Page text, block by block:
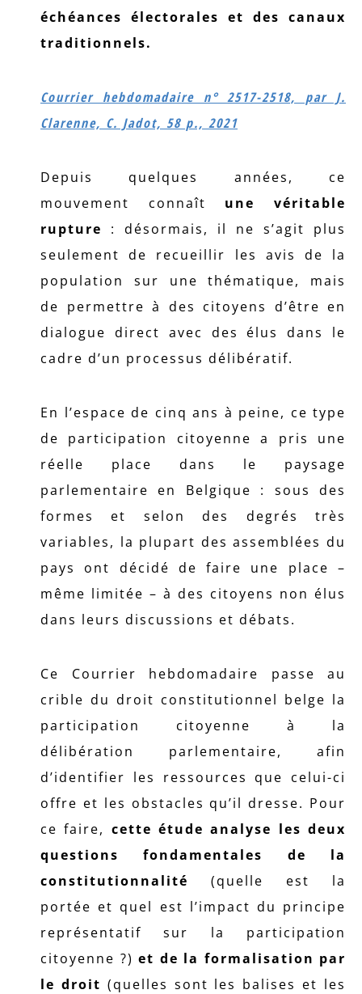
échéances électorales et des canaux
traditionnels.
Courrier hebdomadaire n° 2517-2518, par J.
Clarenne, C. Jadot, 58 p., 2021
Depuis quelques années, ce
mouvement connaît une véritable
rupture : désormais, il ne s’agit plus
seulement de recueillir les avis de la
population sur une thématique, mais
de permettre à des citoyens d’être en
dialogue direct avec des élus dans le
cadre d’un processus délibératif.
En l’espace de cinq ans à peine, ce type
de participation citoyenne a pris une
réelle place dans le paysage
parlementaire en Belgique : sous des
formes et selon des degrés très
variables, la plupart des assemblées du
pays ont décidé de faire une place –
même limitée – à des citoyens non élus
dans leurs discussions et débats.
Ce Courrier hebdomadaire passe au
crible du droit constitutionnel belge la
participation citoyenne à la
délibération parlementaire, afin
d’identifier les ressources que celui-ci
offre et les obstacles qu’il dresse. Pour
ce faire, cette étude analyse les deux
questions fondamentales de la
constitutionnalité (quelle est la
portée et quel est l’impact du principe
représentatif sur la participation
citoyenne ?) et de la formalisation par
le droit (quelles sont les balises et les